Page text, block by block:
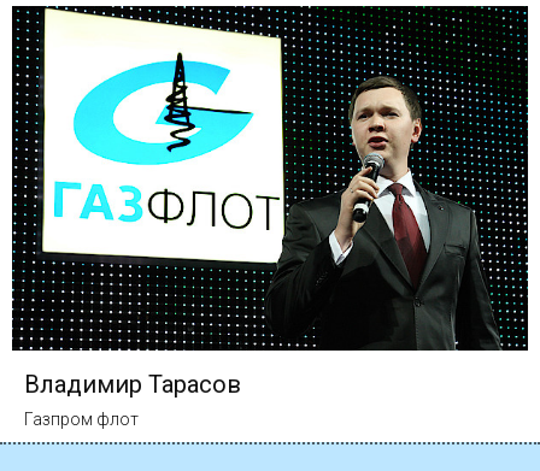
Владимир Тарасов
Газпром флот